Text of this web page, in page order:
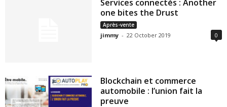
Services connectés : Another
one bites the Drust
Après-vente
jimmy - 22 October 2019 0
Blockchain et commerce
automobile : l’union fait la
preuve